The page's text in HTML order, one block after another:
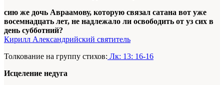
сию же дочь Авраамову, которую связал сатана вот уже
восемнадцать лет, не надлежало ли освободить от уз сих в
день субботний?
Кирилл Александрийский святитель
Толкование на группу стихов: Лк: 13: 16-16
Исцеление недуга